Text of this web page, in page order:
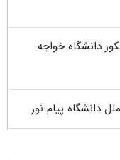
دانشگاه خواجه
دانشگاه پیام نور